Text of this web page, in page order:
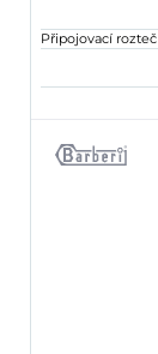
Připojovací rozteč